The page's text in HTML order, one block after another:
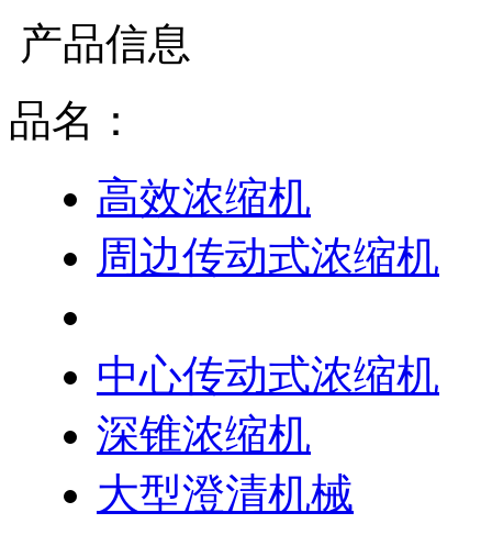
产品信息
品名：
高效浓缩机
周边传动式浓缩机
中心传动式浓缩机
深锥浓缩机
大型澄清机械